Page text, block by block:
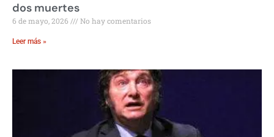
dos muertes
6 de mayo, 2026 No hay comentarios
Leer más »